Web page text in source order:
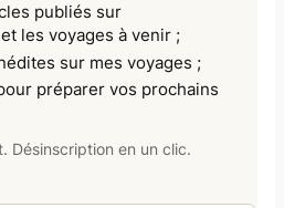
publiés sur
et les voyages à venir ;
sur mes voyages ;
préparer vos prochains
Désinscription en un clic.